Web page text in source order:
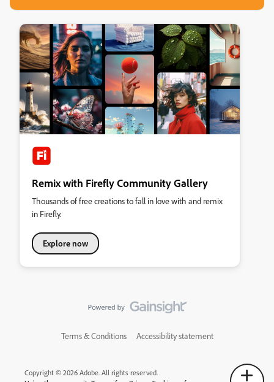
Remix with Firefly Community Gallery
Thousands of free creations to fall in love with and remix
in Firefly.
Explore now
Terms & Conditions Accessibility statement
Copyright © 2026 Adobe. All rights reserved.